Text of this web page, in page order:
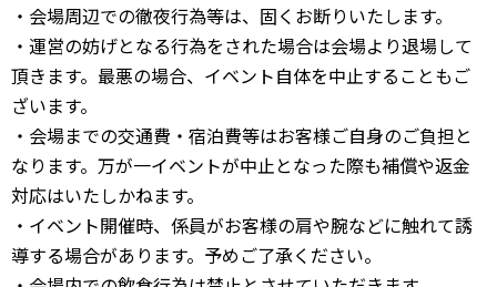
・会場周辺での徹夜行為等は、固くお断りいたします。
・運営の妨げとなる行為をされた場合は会場より退場して
頂きます。最悪の場合、イベント自体を中止することもご
ざいます。
・会場までの交通費・宿泊費等はお客様ご自身のご負担と
なります。万が一イベントが中止となった際も補償や返金
対応はいたしかねます。
・イベント開催時、係員がお客様の肩や腕などに触れて誘
導する場合があります。予めご了承ください。